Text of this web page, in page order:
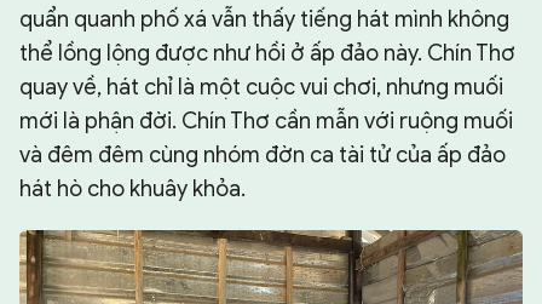
quẩn quanh phố xá vẫn thấy tiếng hát mình không
thể lồng lộng được như hồi ở ấp đảo này. Chín Thơ
quay về, hát chỉ là một cuộc vui chơi, nhưng muối
mới là phận đời. Chín Thơ cần mẫn với ruộng muối
và đêm đêm cùng nhóm đờn ca tài tử của ấp đảo
hát hò cho khuây khỏa.